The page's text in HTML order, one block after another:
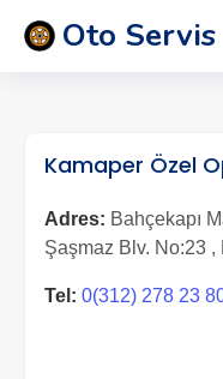
Oto Servis
Kamaper Özel
Adres: Bahçekapı
Şaşmaz Blv. No:23
Tel: 0(312) 278 23